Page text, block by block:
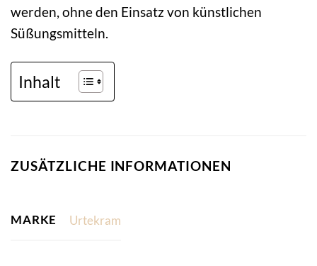
werden, ohne den Einsatz von künstlichen
Süßungsmitteln.
Inhalt
ZUSÄTZLICHE INFORMATIONEN
MARKE Urtekram